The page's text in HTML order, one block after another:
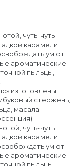
чуть-чуть
карамели
ум от
ароматические
пыльцы,
изготовлены
стержень,
масала
чуть-чуть
карамели
ум от
ароматические